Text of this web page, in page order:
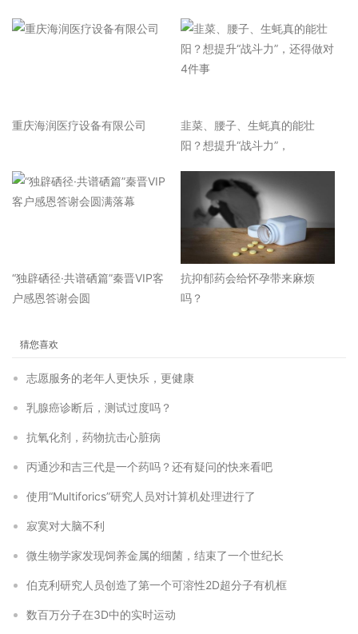
重庆海润医疗设备有限公司
韭菜、腰子、生蚝真的能壮
阳？想提升“战斗力”，
“独辟硒径·共谱硒篇”秦晋VIP客
户感恩答谢会圆
抗抑郁药会给怀孕带来麻烦
吗？
猜您喜欢
志愿服务的老年人更快乐，更健康
乳腺癌诊断后，测试过度吗？
抗氧化剂，药物抗击心脏病
丙通沙和吉三代是一个药吗？还有疑问的快来看吧
使用“Multiforics”研究人员对计算机处理进行了
寂寞对大脑不利
微生物学家发现饲养金属的细菌，结束了一个世纪长
伯克利研究人员创造了第一个可溶性2D超分子有机框
数百万分子在3D中的实时运动